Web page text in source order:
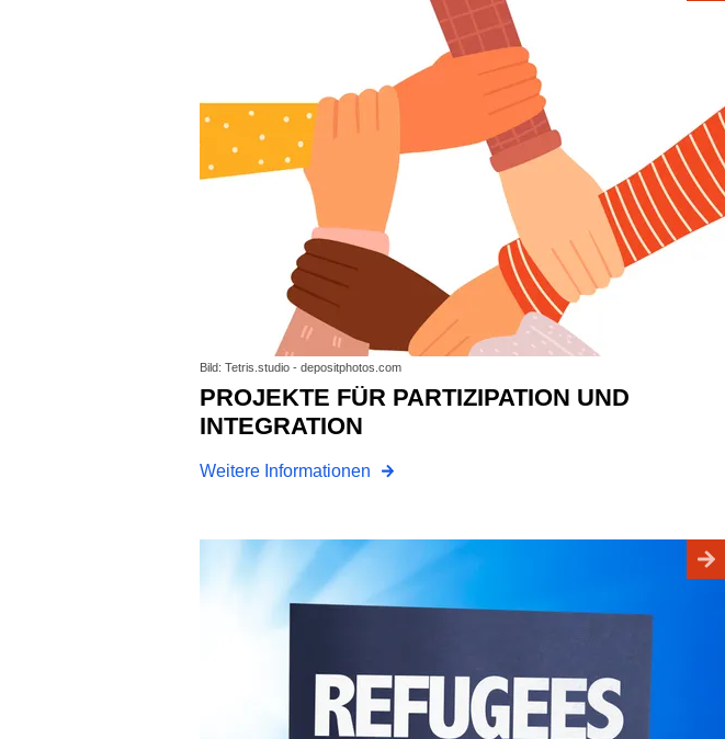
Bild: Tetris.studio - depositphotos.com
PROJEKTE FÜR PARTIZIPATION UND
INTEGRATION
Weitere Informationen